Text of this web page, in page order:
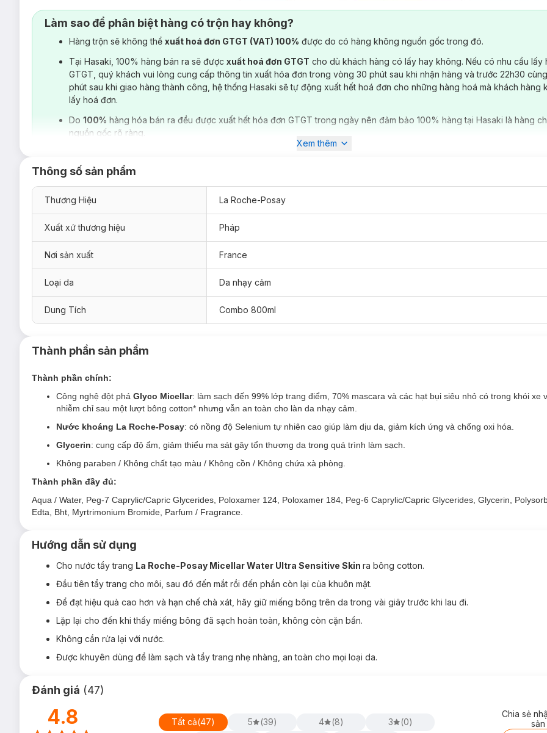
Phù hợp để tẩy trang cho vùng mặt, mắt và môi.
Da nhạy cảm - kích ứng
Da thiếu nước - thiếu ẩm
Ưu thế nổi bật củaNước Tẩy Trang La Roche-Posay Micellar Water Ultra Sensitive Skin:
Công nghệ đột pháGlyco Micellarmang lại hiệu quả làm sạch sâu vượt trội giúp lấy đi bụi bẩn, bã nhờn và lớp trang điểm
cho làn da nhạy cảm.
Làm sạch đến 99% lớp trang điểm, 70% mascara và các hạt bụi siêu nhỏ có trong khói xe và môi trường ô nhiễm chỉ sau một
Chứa
nước khoáng La Roche-Posay có nồng độ Selenium tự nhiên cao, với đặc tính làm dịu da, giảm kích ứng và chống oxi
da trước môi trường ô nhiễm.
Làm sao để phân biệt hàng có trộn hay không?
Hàng trộn sẽ không thể xuất hoá đơn GTGT (VAT) 100% được do có hàng không nguồn gốc trong đó.
Tại Hasaki, 100% hàng bán ra sẽ được xuất hoá đơn GTGT cho dù khách hàng có lấy hay không. Nếu có nhu cầu lấy
GTGT, quý khách vui lòng cung cấp thông tin xuất hóa đơn trong vòng 30 phút sau khi nhận hàng và trước 22h30
phút sau khi giao hàng thành công, hệ thống Hasaki sẽ tự động xuất hết hoá đơn cho những hàng hoá mà khách hàng
lấy hoá đơn.
Do 100% hàng hóa bán ra đều được xuất hết hóa đơn GTGT trong ngày nên đảm bảo 100% hàng tại Hasaki là hàng
nguồn gốc rõ ràng.
Xem thêm
Thông số sản phẩm
Thương Hiệu La Roche-Posay
Xuất xứ thương hiệu Pháp
Nơi sản xuất France
Loại da Da nhạy cảm
Dung Tích Combo 800ml
Thành phần sản phẩm
Thành phần chính:
Công nghệ đột phá Glyco Micellar: làm sạch đến 99% lớp trang điểm, 70% mascara và các hạt bụi siêu nhỏ có trong khói xe
nhiễm chỉ sau một lượt bông cotton* nhưng vẫn an toàn cho làn da nhạy cảm.
Nước khoáng La Roche-Posay: có nồng độ Selenium tự nhiên cao giúp làm dịu da, giảm kích ứng và chống oxi hóa.
Glycerin: cung cấp độ ẩm, giảm thiểu ma sát gây tổn thương da trong quá trình làm sạch.
Không paraben / Không chất tạo màu / Không cồn / Không chứa xà phòng.
Thành phần đầy đủ:
Aqua / Water, Peg-7 Caprylic/Capric Glycerides, Poloxamer 124, Poloxamer 184, Peg-6 Caprylic/Capric Glycerides, Glycerin,
Edta, Bht, Myrtrimonium Bromide, Parfum / Fragrance.
Hướng dẫn sử dụng
Cho nước tẩy trang La Roche-Posay Micellar Water Ultra Sensitive Skin ra bông cotton.
Đầu tiên tẩy trang cho môi, sau đó đến mắt rồi đến phần còn lại của khuôn mặt.
Để đạt hiệu quả cao hơn và hạn chế chà xát, hãy giữ miếng bông trên da trong vài giây trước khi lau đi.
Lặp lại cho đến khi thấy miếng bông đã sạch hoàn toàn, không còn cặn bẩn.
Không cần rửa lại với nước.
Được khuyên dùng để làm sạch và tẩy trang nhẹ nhàng, an toàn cho mọi loại da.
Đánh giá (47)
4.8 Tất cả(47) 5 (39) 4 (8) 3 (0)
Chia sẻ